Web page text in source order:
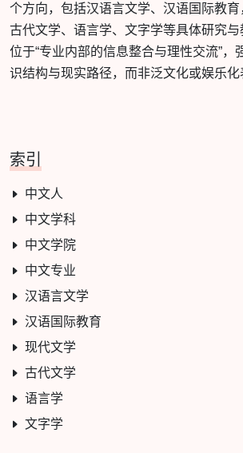
个方向，包括汉语言文学、汉语国际教育
古代文学、语言学、文字学等具体研究
位于“专业内部的信息整合与理性交流”，
识结构与现实路径，而非泛文化或娱乐化
索引
中文人
中文学科
中文学院
中文专业
汉语言文学
汉语国际教育
现代文学
古代文学
语言学
文字学